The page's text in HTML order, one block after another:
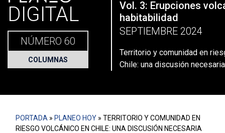
DIGITAL
NÚMERO 60
COLUMNAS
Vol. 3: Erupciones
habitabilidad
SEPTIEMBRE 2024
Territorio y comunidad en
Chile: una discusión necesaria
PORTADA » PLANEO HOY » TERRITORIO Y COMUNIDAD EN
RIESGO VOLCÁNICO EN CHILE: UNA DISCUSIÓN NECESARIA